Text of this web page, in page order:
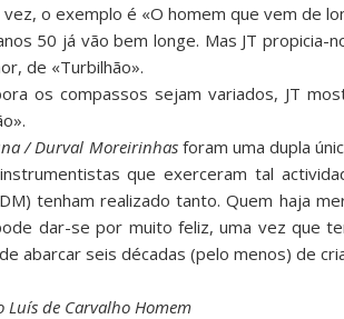
vez, o exemplo é «O homem que vem de
50 já vão bem longe. Mas JT propicia-
de «Turbilhão».
os compassos sejam variados, JT
/ Durval Moreirinhasforam uma dupla
que exerceram tal
tenham realizado tanto. Quem haja
dar-se por muito feliz, uma vez que
abarcar seis décadas (pelo menos) de
Luís de Carvalho Homem